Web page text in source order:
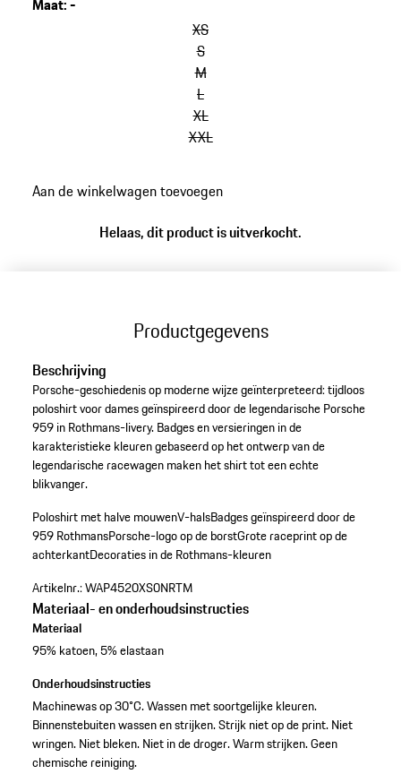
Maat:-
XS
S
M
L
XL
XXL
Aan de winkelwagen toevoegen
Helaas, dit product is uitverkocht.
Productgegevens
Beschrijving
Porsche-geschiedenis op moderne wijze geïnterpreteerd: tijdloos
poloshirt voor dames geïnspireerd door de legendarische Porsche
959 in Rothmans-livery. Badges en versieringen in de
karakteristieke kleuren gebaseerd op het ontwerp van de
legendarische racewagen maken het shirt tot een echte
blikvanger.
Poloshirt met halve mouwenV-halsBadges geïnspireerd door de
959 RothmansPorsche-logo op de borstGrote raceprint op de
achterkantDecoraties in de Rothmans-kleuren
Artikelnr.:WAP4520XS0NRTM
Materiaal- en onderhoudsinstructies
Materiaal
95% katoen, 5% elastaan
Onderhoudsinstructies
Machinewas op 30°C. Wassen met soortgelijke kleuren.
Binnenstebuiten wassen en strijken. Strijk niet op de print. Niet
wringen. Niet bleken. Niet in de droger. Warm strijken. Geen
chemische reiniging.